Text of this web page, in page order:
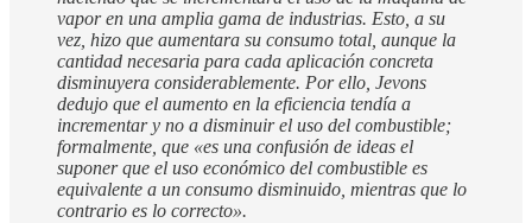
vapor en una amplia gama de industrias. Esto, a su
vez, hizo que aumentara su consumo total, aunque la
cantidad necesaria para cada aplicación concreta
disminuyera considerablemente. Por ello, Jevons
dedujo que el aumento en la eficiencia tendía a
incrementar y no a disminuir el uso del combustible;
formalmente, que «es una confusión de ideas el
suponer que el uso económico del combustible es
equivalente a un consumo disminuido, mientras que lo
contrario es lo correcto».